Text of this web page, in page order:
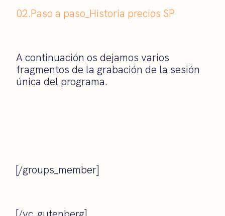
02.Paso a paso_Historia precios SP
A continuación os dejamos varios
fragmentos de la grabación de la sesión
única del programa.
[/groups_member]